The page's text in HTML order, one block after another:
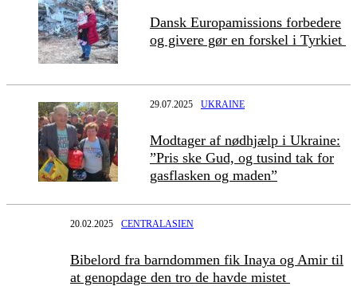
Dansk Europamissions forbedere
og givere gør en forskel i Tyrkiet
29.07.2025 UKRAINE
Modtager af nødhjælp i Ukraine:
”Pris ske Gud, og tusind tak for
gasflasken og maden”
20.02.2025 CENTRALASIEN
Bibelord fra barndommen fik Inaya og Amir til
at genopdage den tro de havde mistet